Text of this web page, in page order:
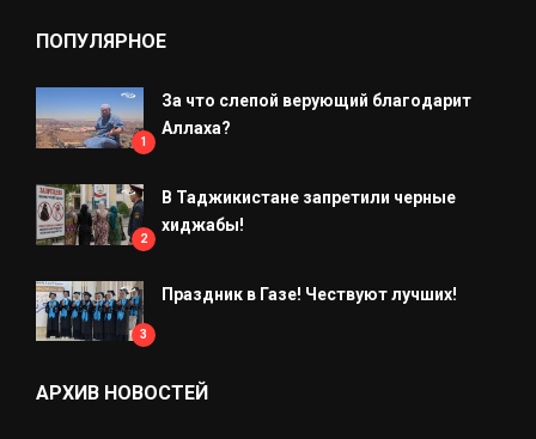
ПОПУЛЯРНОЕ
1
За что слепой верующий благодарит
Аллаха?
2
В Таджикистане запретили черные
хиджабы!
3
Праздник в Газе! Чествуют лучших!
АРХИВ НОВОСТЕЙ